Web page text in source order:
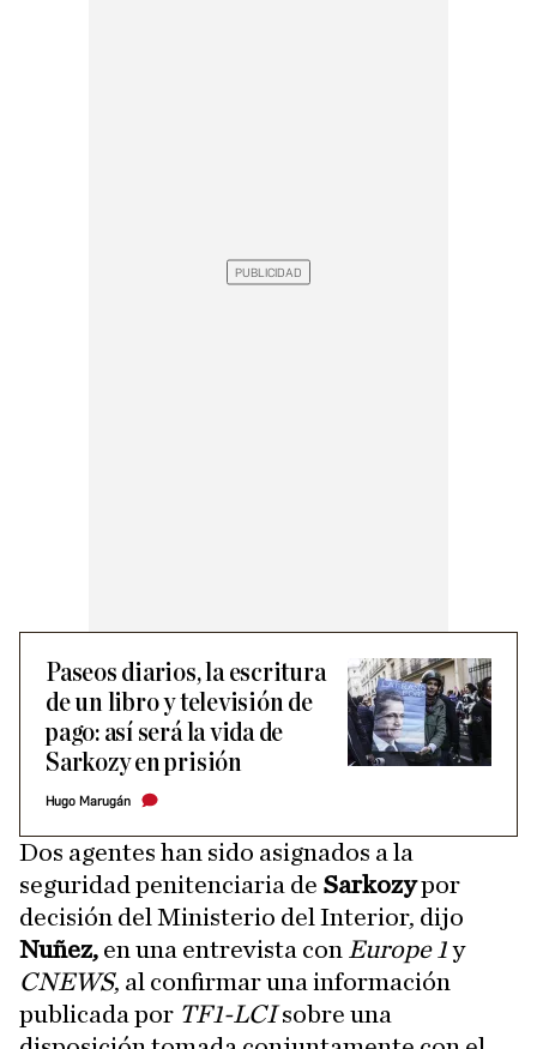
Paseos diarios, la escritura
de un libro y televisión de
pago: así será la vida de
Sarkozy en prisión
Hugo Marugán
Dos agentes han sido asignados a la
seguridad penitenciaria de Sarkozypor
decisión del Ministerio del Interior, dijo
Nuñez, en una entrevista con Europe 1y
CNEWS, al confirmar una información
publicada por TF1-LCIsobre una